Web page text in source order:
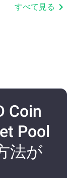
すべて見る
Coin
Pool
法が